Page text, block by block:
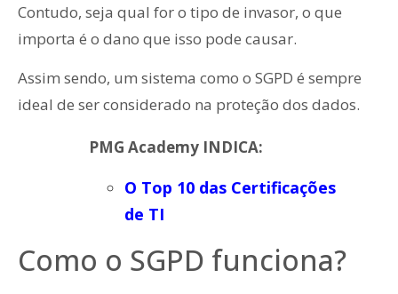
Contudo, seja qual for o tipo de invasor, o que
importa é o dano que isso pode causar.
Assim sendo, um sistema como o SGPD é sempre
ideal de ser considerado na proteção dos dados.
PMG Academy INDICA:
O Top 10 das Certificações
de TI
Como o SGPD funciona?